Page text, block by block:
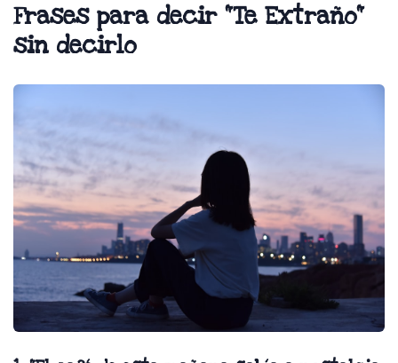
Frases para decir "Te Extraño"
sin decirlo